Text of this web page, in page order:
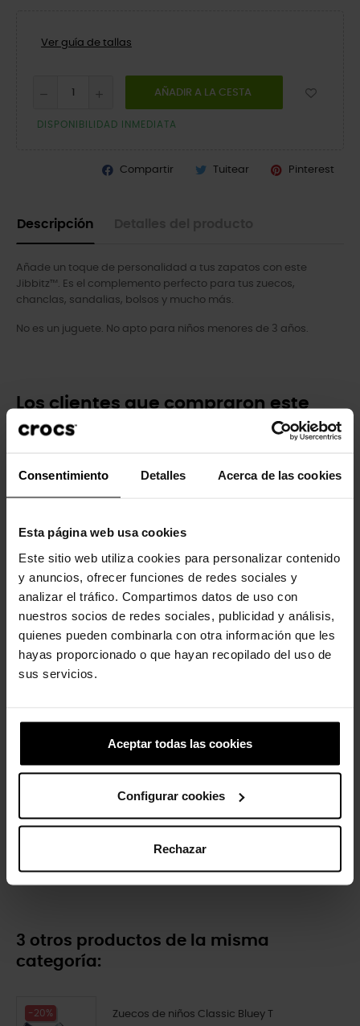
Consentimiento Detalles Acerca de las cookies
Esta página web usa cookies
Este sitio web utiliza cookies para personalizar contenido
y anuncios, ofrecer funciones de redes sociales y
analizar el tráfico. Compartimos datos de uso con
nuestros socios de redes sociales, publicidad y análisis,
quienes pueden combinarla con otra información que les
hayas proporcionado o que hayan recopilado del uso de
sus servicios.
Aceptar todas las cookies
Configurar cookies
Rechazar
Ver guía de tallas
AÑADIR A LA CESTA
DISPONIBILIDAD INMEDIATA
Compartir Tuitear Pinterest
Descripción
Añade un toque de personalidad a tus zapatos con este
Jibbitz™. Es el complemento perfecto para tus zuecos,
chanclas, sandalias, bolsos y mucho más.
No es un juguete. No apto para niños menores de 3 años.
Los clientes que compraron este
producto también han comprado:
Sandalias unisex Classic 2.0
U
39,99 €
Zuecos de niña Cutie Crush
K
84,99 € 59,43 €
Minnie Mouse Disney
4,99 € 3,99 €
3 otros productos de la misma
categoría:
-20% Zuecos de niños Classic Bluey T